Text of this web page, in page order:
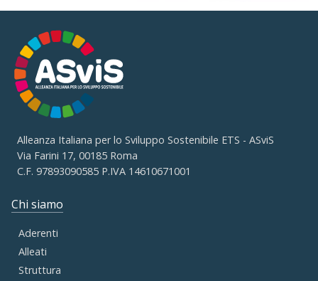
Alleanza Italiana per lo Sviluppo Sostenibile ETS - ASviS
Via Farini 17, 00185 Roma
C.F. 97893090585 P.IVA 14610671001
Chi siamo
Aderenti
Alleati
Struttura